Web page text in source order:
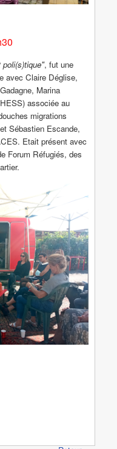
poli(s)tique", fut une
avec Claire Déglise,
Marina
associée au
migrations
Sébastien Escande,
Etait présent avec
Forum Réfugiés, des